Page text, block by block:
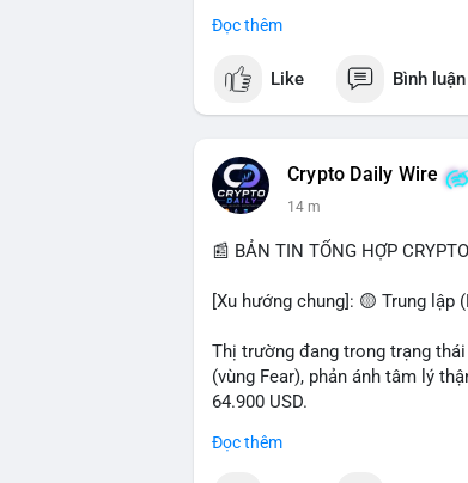
- Pháp lý: CEO Coinbase thúc
#binancesquare #cryptonews
$btc $eth $sol $xrp
#vlikevn #titanbot
📰 Nguồn: Decrypt
Đọc thêm
Like Bình luận
Crypto Daily Wire
14 m
📰 BẢN TIN TỔNG HỢP
[Xu hướng chung]: 🟡 Trung lập
Thị trường đang trong trạng
(vùng Fear), phản ánh tâm lý
64.900 USD.
- Thị trường & Giá cả: Hoạt
Đọc thêm